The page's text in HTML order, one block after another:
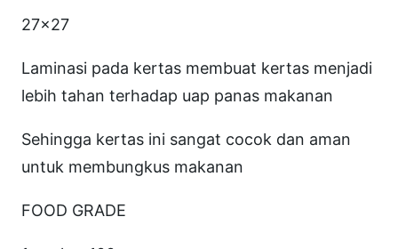
a
G
F
o
27×27
Laminasi pada kertas membuat kertas menjadi
lebih tahan terhadap uap panas makanan
Sehingga kertas ini sangat cocok dan aman
untuk membungkus makanan
FOOD GRADE